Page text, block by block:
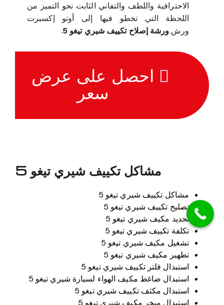
الاحترافية واللطف والتفاني الثابت نحو التميز من
اللحظة التي تخطو فيها إلى أوتو إكسبرت
ورش.ورشة إصلاح تكييف شيري تيغو 5 .
احصل على عرض
سعر
مشاكل تكييف شيري تيغو 5
مشاكل تكييف شيري تيغو 5
تصليح تكييف شيري تيغو 5
تجديد مكيف شيري تيغو 5
تكلفة تكييف شيري تيغو 5
تشغيل مكيف شيري تيغو 5
تطهير مكيف شيري تيغو 5
استبدال فلتر تكييف شيري تيغو 5
استبدال ضاغط مكيف الهواء لسيارة شيري تيغو 5
استبدال مكثف تكييف شيري تيغو 5
استبدال مبخر مكيف شيري تيغو 5